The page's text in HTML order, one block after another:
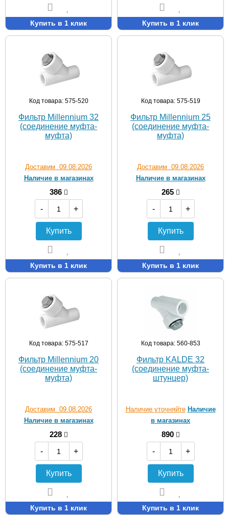
Купить в 1 клик Купить в 1 клик
Код товара: 575-520
Фильтр Millennium 32
(соединение муфта-
муфта)
Доставим 09.08.2026
Наличие в магазинах
386
-
+
Купить
Купить в 1 клик
Код товара: 575-519
Фильтр Millennium 25
(соединение муфта-
муфта)
Доставим 09.08.2026
Наличие в магазинах
265
-
+
Купить
Купить в 1 клик
Код товара: 575-517
Фильтр Millennium 20
(соединение муфта-
муфта)
Доставим 09.08.2026
Наличие в магазинах
228
-
+
Купить
Купить в 1 клик
Код товара: 560-853
Фильтр KALDE 32
(соединение муфта-
штунцер)
Наличие уточняйте Наличие
в магазинах
890
-
+
Купить
Купить в 1 клик